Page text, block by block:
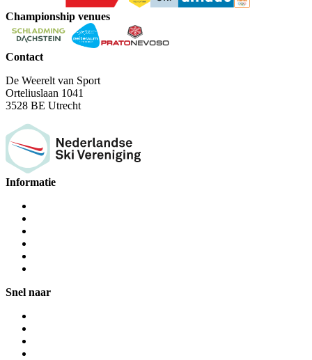
Championship venues
Contact
De Weerelt van Sport
Orteliuslaan 1041
3528 BE Utrecht
Informatie
Snel naar